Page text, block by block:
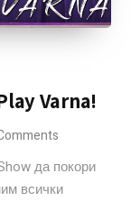
Varna!
да покори
всички